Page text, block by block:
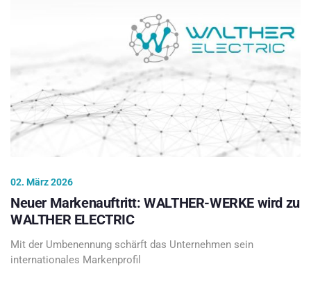
02. März 2026
Neuer Markenauftritt: WALTHER-WERKE wird zu
WALTHER ELECTRIC
Mit der Umbenennung schärft das Unternehmen sein
internationales Markenprofil